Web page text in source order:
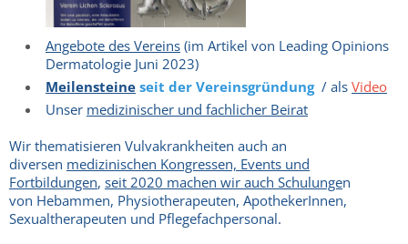
Angebote des Vereins (im Artikel von Leading Opinions
Dermatologie Juni 2023)
Meilensteine seit der Vereinsgründung / als Video
Unser medizinischer und fachlicher Beirat
Wir thematisieren Vulvakrankheiten auch an
diversen medizinischen Kongressen, Events und
Fortbildungen, seit 2020 machen wir auch Schulungen
von Hebammen, Physiotherapeuten, ApothekerInnen,
Sexualtherapeuten und Pflegefachpersonal.